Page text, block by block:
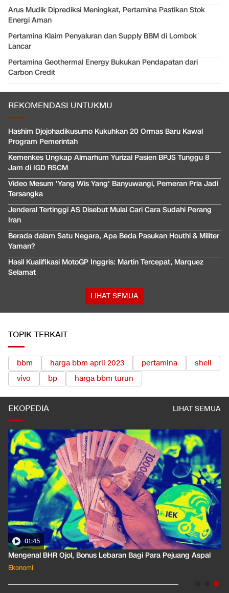
Arus Mudik Diprediksi Meningkat, Pertamina Pastikan Stok
Energi Aman
Pertamina Klaim Penyaluran dan Supply BBM di Lombok
Lancar
Pertamina Geothermal Energy Bukukan Pendapatan dari
Carbon Credit
REKOMENDASI UNTUKMU
Hashim Djojohadikusumo Kukuhkan 20 Ormas Baru Kawal
Program Pemerintah
Kemenkes Ungkap Almarhum Yurizal Pasien BPJS Tunggu 8
Jam di IGD RSCM
Video Mesum 'Yang Wis Yang' Banyuwangi, Pemeran Pria Jadi
Tersangka
Jenderal Tertinggi AS Disebut Mulai Cari Cara Sudahi Perang
Iran
Berada dalam Satu Negara, Apa Beda Pasukan Houthi & Militer
Yaman?
Hasil Kualifikasi MotoGP Inggris: Martin Tercepat, Marquez
Selamat
LIHAT SEMUA
TOPIK TERKAIT
bbm harga bbm april 2023 pertamina
shell
vivo
bp harga bbm turun
EKOPEDIA LIHAT SEMUA
01:45
Mengenal BHR Ojol, Bonus Lebaran Bagi Para Pejuang Aspal
Ekonomi